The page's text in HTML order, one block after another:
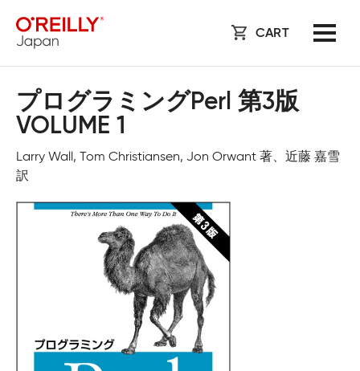
CART
プログラミングPerl 第3版
VOLUME 1
Larry Wall, Tom Christiansen, Jon Orwant 著、近藤 嘉雪
訳